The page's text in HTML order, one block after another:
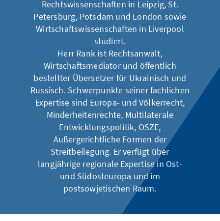
Rechtswissenschaften in Leipzig, St.
Petersburg, Potsdam und London sowie
Wirtschaftswissenschaften in Liverpool
studiert.
Herr Rank ist Rechtsanwalt,
Wirtschaftsmediator und öffentlich
bestellter Übersetzer für Ukrainisch und
Russisch. Schwerpunkte seiner fachlichen
Expertise sind Europa- und Völkerrecht,
Minderheitenrechte, Multilaterale
Entwicklungspolitik, OSZE,
Außergerichtliche Formen der
Streitbeilegung. Er verfügt über
langjährige regionale Expertise in Ost-
und Südosteuropa und im
postsowjetischen Raum.